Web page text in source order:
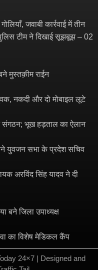
जवाबी कार्रवाई में तीन
पुलिस टीम ने दिखाई सूझबूझ – 02
मुस्तक़ीम राईन
नकदी और दो मोबाइल लूटे
संगठन; भूख हड़ताल का ऐलान
युवजन सभा के प्रदेश सचिव
अरविंद सिंह यादव ने दी
बने जिला उपाध्यक्ष
का विशेष मेडिकल कैंप
24×7 | Designed and